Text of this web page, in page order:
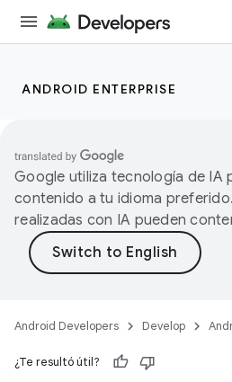
ANDROID ENTERPRISE
Google utiliza tecnología de IA
contenido a tu idioma
realizadas con IA pueden
Android Developers Develop
¿Te resultó útil?